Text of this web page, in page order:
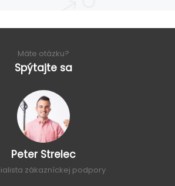
Máte otázku?
Spýtajte sa
Peter Strelec
zákazníckej podpory